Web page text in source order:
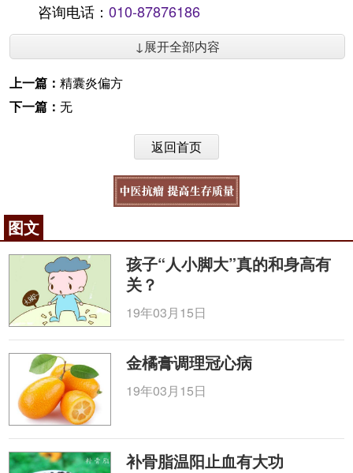
咨询电话： 010-87876186
↓展开全部内容
上一篇： 精囊炎偏方
下一篇： 无
返回首页
图文
孩子“人小脚大”真的和身高有
关？
19年03月15日
金橘膏调理冠心病
19年03月15日
补骨脂温阳止血有大功